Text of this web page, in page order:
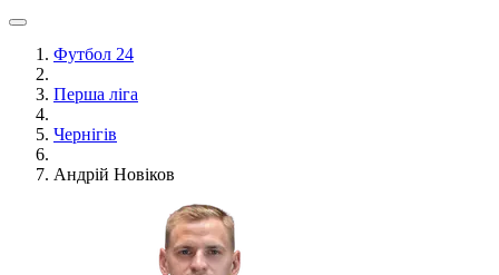
Футбол 24
Перша ліга
Чернігів
Андрій Новіков